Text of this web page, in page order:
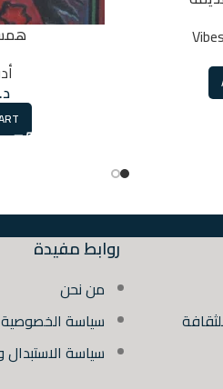
روابط مفيدة
من نحن
سياسة الخصوصية
سياسة الاستبدال